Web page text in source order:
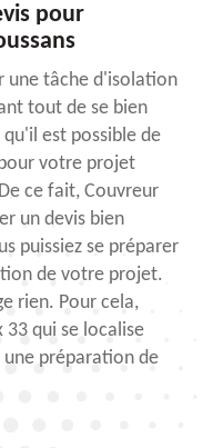
pour
une tâche d'isolation
tout de se bien
est possible de
votre projet
ce fait, Couvreur
un devis bien
puissiez se préparer
de votre projet.
rien. Pour cela,
qui se localise
une préparation de